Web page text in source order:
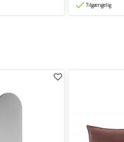
Tilgængelig